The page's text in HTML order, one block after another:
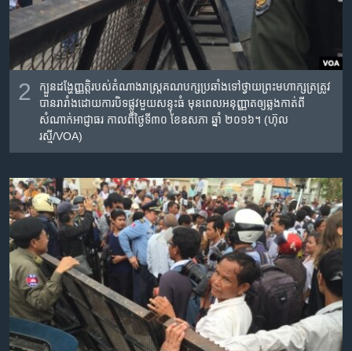
រក
2
ក្បួនដង្ហែញ្ញតិ្ត​របស់​តំណាងរាស្រ្ត​គណបក្ស​ប្រឆាំង​ទៅ​ថ្វាយ​​ព្រះមហាក្សត្រ​​ត្រូវ​
បាន​រារាំង​ដោយ​ការ​បិទផ្លូវ​​មួយ​សន្ទុះ​ធំ​ មុនពេលអនុញ្ញាត​ឲ្យ​ឆ្លង​កាត់​ពី​
សំណាក់​អាជ្ញាធរ កាល​ពី​ថ្ងៃ​ទី៣០ ខែ​ឧសភា ឆ្នាំ​ ២០១៦។ (ហ៊ុល
រស្មី/VOA)